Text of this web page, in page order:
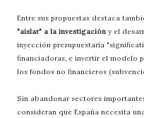
Entre sus propuestas destaca
"aislar" a la investigación y el
inyección presupuestaria
financiadoras, e invertir el modelo
los fondos no financieros
Sin abandonar sectores
consideran que España necesita